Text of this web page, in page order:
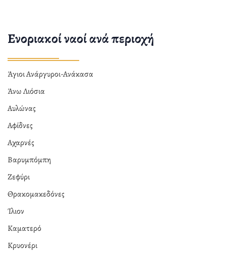
Ενοριακοί ναοί ανά περιοχή
Άγιοι Ανάργυροι-Ανάκασα
Άνω Λιόσια
Αυλώνας
Αφίδνες
Αχαρνές
Βαρυμπόμπη
Ζεφύρι
Θρακομακεδόνες
Ίλιον
Καματερό
Κρυονέρι